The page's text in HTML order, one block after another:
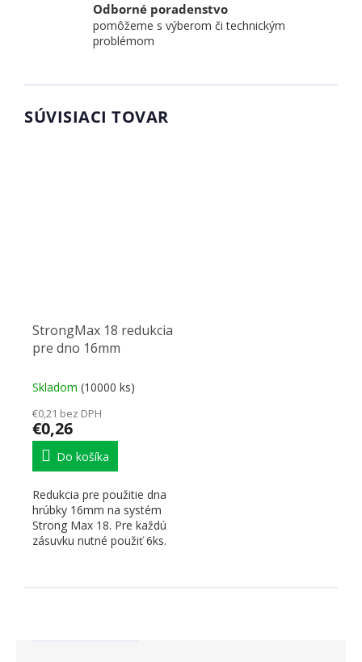
Odborné poradenstvo
pomôžeme s výberom či technickým
problémom
SÚVISIACI TOVAR
StrongMax 18 redukcia
pre dno 16mm
Skladom (10000 ks)
€0,21 bez DPH
€0,26
Do košíka
Redukcia pre použitie dna
hrúbky 16mm na systém
Strong Max 18. Pre každú
zásuvku nutné použiť 6ks.